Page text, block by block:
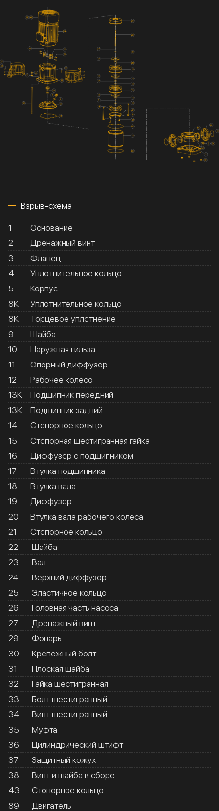
Взрыв-схема
1
Основание
2
Дренажный винт
3
Фланец
4
Уплотнительное кольцо
5
Корпус
8К
Уплотнительное кольцо
8К
Торцевое уплотнение
9
Шайба
10
Наружная гильза
11
Опорный диффузор
12
Рабочее колесо
13К
Подшипник передний
13К
Подшипник задний
14
Стопорное кольцо
15
Стопорная шестигранная гайка
16
Диффузор с подшипником
17
Втулка подшипника
18
Втулка вала
19
Диффузор
20
Втулка вала рабочего колеса
21
Стопорное кольцо
22
Шайба
23
Вал
24
Верхний диффузор
25
Эластичное кольцо
26
Головная часть насоса
27
Дренажный винт
29
Фонарь
30
Крепежный болт
31
Плоская шайба
32
Гайка шестигранная
33
Болт шестигранный
34
Винт шестигранный
35
Муфта
36
Цилиндрический штифт
37
Защитный кожух
38
Винт и шайба в сборе
43
Стопорное кольцо
89
Двигатель